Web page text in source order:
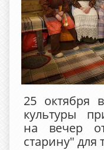
25 октября
культуры
на вечер
старину" для